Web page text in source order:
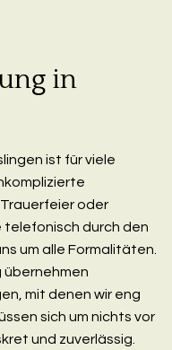
in
ist für viele
oder
telefonisch durch den
um alle Formalitäten.
übernehmen
mit denen wir eng
sich um nichts vor
und zuverlässig.